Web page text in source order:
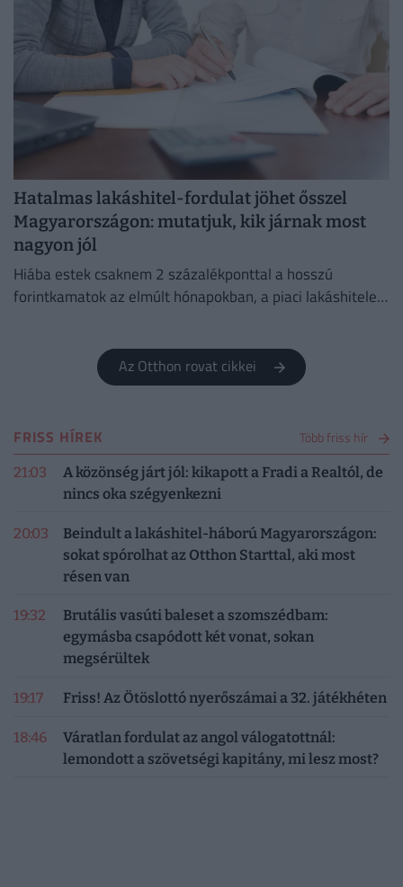
Hatalmas lakáshitel-fordulat jöhet ősszel
Magyarországon: mutatjuk, kik járnak most
nagyon jól
Hiába estek csaknem 2 százalékponttal a hosszú
forintkamatok az elmúlt hónapokban, a piaci lakáshitelek
Az Otthon rovat cikkei
FRISS HÍREK Több friss hír
21:03
A közönség járt jól: kikapott a Fradi a Realtól, de
nincs oka szégyenkezni
20:03
Beindult a lakáshitel-háború Magyarországon:
sokat spórolhat az Otthon Starttal, aki most
résen van
19:32
Brutális vasúti baleset a szomszédbam:
egymásba csapódott két vonat, sokan
megsérültek
19:17 Friss! Az Ötöslottó nyerőszámai a 32. játékhéten
18:46
Váratlan fordulat az angol válogatottnál:
lemondott a szövetségi kapitány, mi lesz most?